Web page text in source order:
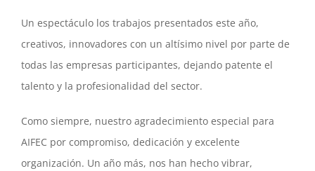
Un espectáculo los trabajos presentados este año,
creativos, innovadores con un altísimo nivel por parte de
todas las empresas participantes, dejando patente el
talento y la profesionalidad del sector.
Como siempre, nuestro agradecimiento especial para
AIFEC por compromiso, dedicación y excelente
organización. Un año más, nos han hecho vibrar,